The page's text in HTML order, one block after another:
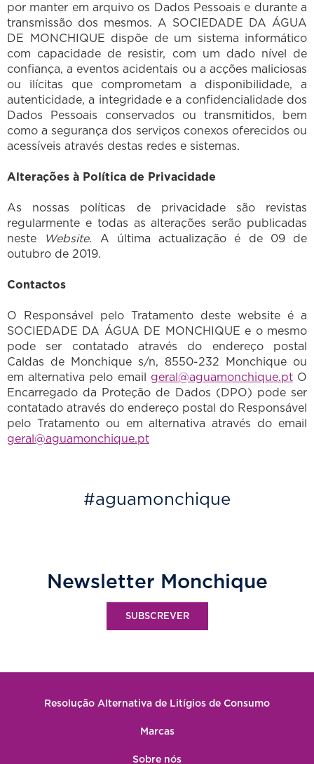
por manter em arquivo os Dados Pessoais e durante a
transmissão dos mesmos. A SOCIEDADE DA ÁGUA
DE MONCHIQUE dispõe de um sistema informático
com capacidade de resistir, com um dado nível de
confiança, a eventos acidentais ou a acções maliciosas
ou ilícitas que comprometam a disponibilidade, a
autenticidade, a integridade e a confidencialidade dos
Dados Pessoais conservados ou transmitidos, bem
como a segurança dos serviços conexos oferecidos ou
acessíveis através destas redes e sistemas.
Alterações à Política de Privacidade
As nossas políticas de privacidade são revistas
regularmente e todas as alterações serão publicadas
neste
Website. A última actualização é de 09 de
outubro de 2019.
Contactos
O Responsável pelo Tratamento deste website é a
SOCIEDADE DA ÁGUA DE MONCHIQUE e o mesmo
pode ser contatado através do endereço postal
Caldas de Monchique s/n, 8550-232 Monchique ou
em alternativa pelo email geral@aguamonchique.ptO
Encarregado da Proteção de Dados (DPO) pode ser
contatado através do endereço postal do Responsável
pelo Tratamento ou em alternativa através do email
geral@aguamonchique.pt
#aguamonchique
Newsletter Monchique
SUBSCREVER
Resolução Alternativa de Litígios de Consumo
Marcas
Sobre nós